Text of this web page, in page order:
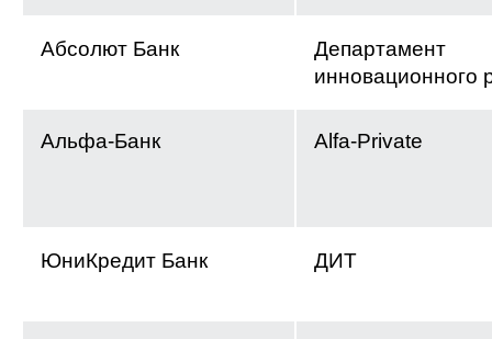
Абсолют Банк
Департамент
инновационного
Альфа-Банк Alfa-Private
ЮниКредит Банк ДИТ